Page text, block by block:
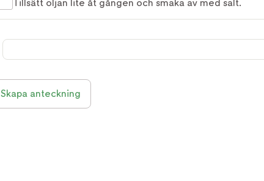
Tillsätt oljan lite åt gången och smaka av med salt.
Skapa anteckning